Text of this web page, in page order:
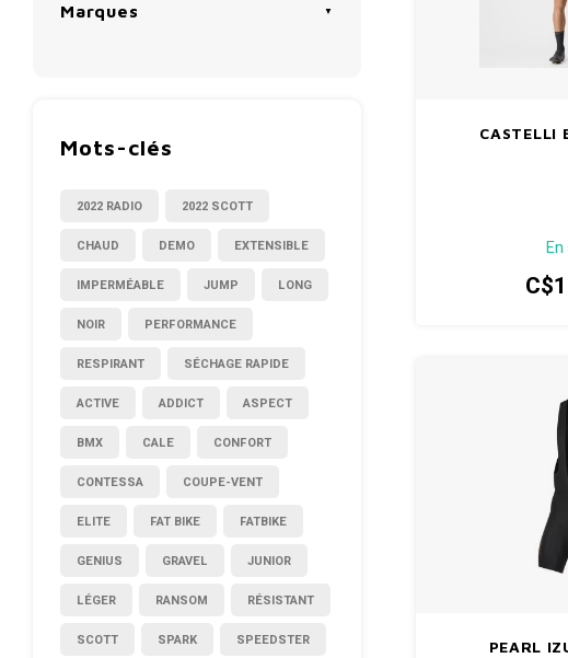
Marques
Mots-clés
2022 RADIO 2022 SCOTT
CHAUD DEMO EXTENSIBLE
IMPERMÉABLE JUMP LONG
NOIR PERFORMANCE
RESPIRANT SÉCHAGE RAPIDE
ACTIVE ADDICT ASPECT
BMX CALE CONFORT
CONTESSA COUPE-VENT
ELITE FAT BIKE FATBIKE
GENIUS GRAVEL JUNIOR
LÉGER RANSOM RÉSISTANT
SCOTT SPARK SPEEDSTER
CASTELLI
PEARL